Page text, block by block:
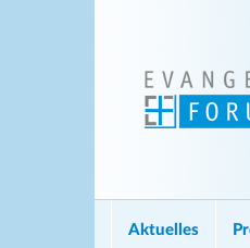
Aktuelles